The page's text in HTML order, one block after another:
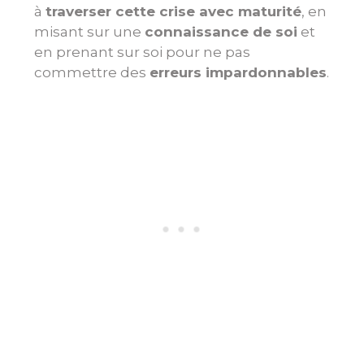
à traverser cette crise avec maturité, en
misant sur une connaissance de soi et
en prenant sur soi pour ne pas
commettre des erreurs impardonnables.